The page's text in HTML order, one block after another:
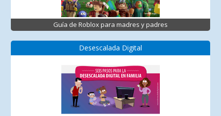
Guía de Roblox para madres y padres
Desescalada Digital